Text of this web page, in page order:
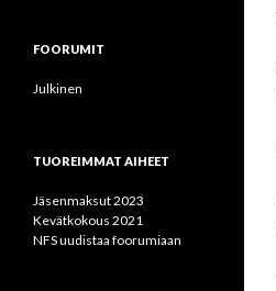
FOORUMIT
Julkinen
TUOREIMMAT AIHEET
Jäsenmaksut 2023
Kevätkokous 2021
NFS uudistaa foorumiaan